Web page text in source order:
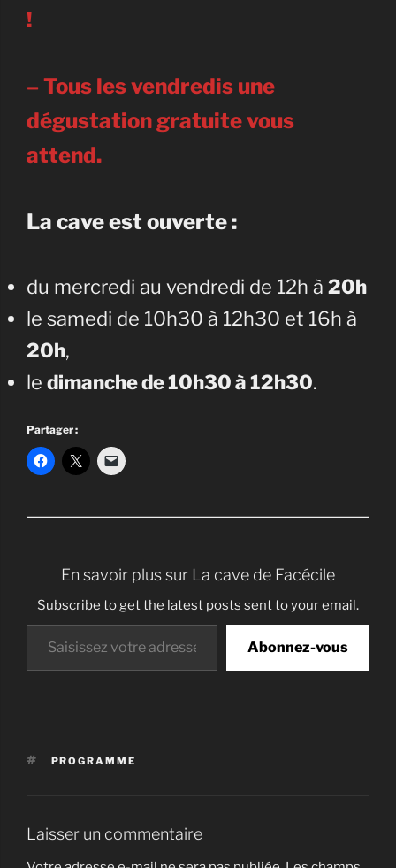
!
– Tous les vendredis une
dégustation gratuite vous
attend.
La cave est ouverte :
du mercredi au vendredi de 12h à 20h
le samedi de 10h30 à 12h30 et 16h à
20h,
le dimanche de 10h30 à 12h30.
Partager :
En savoir plus sur La cave de Facécile
Subscribe to get the latest posts sent to your email.
Saisissez votre adresse e-mail…
Abonnez-vous
ÉTIQUETTES
PROGRAMME
Laisser un commentaire